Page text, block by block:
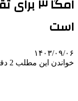
امگا ۳
است
۱۴۰۳/۰۹/۰۶
خواندن این مطلب 2 دقیقه زمان میبرد